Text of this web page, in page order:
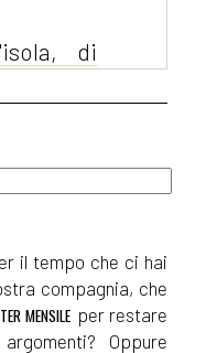
di
di
69
A5, di
69
il tempo che ci hai
compagnia, che
MENSILE per restare
Oppure